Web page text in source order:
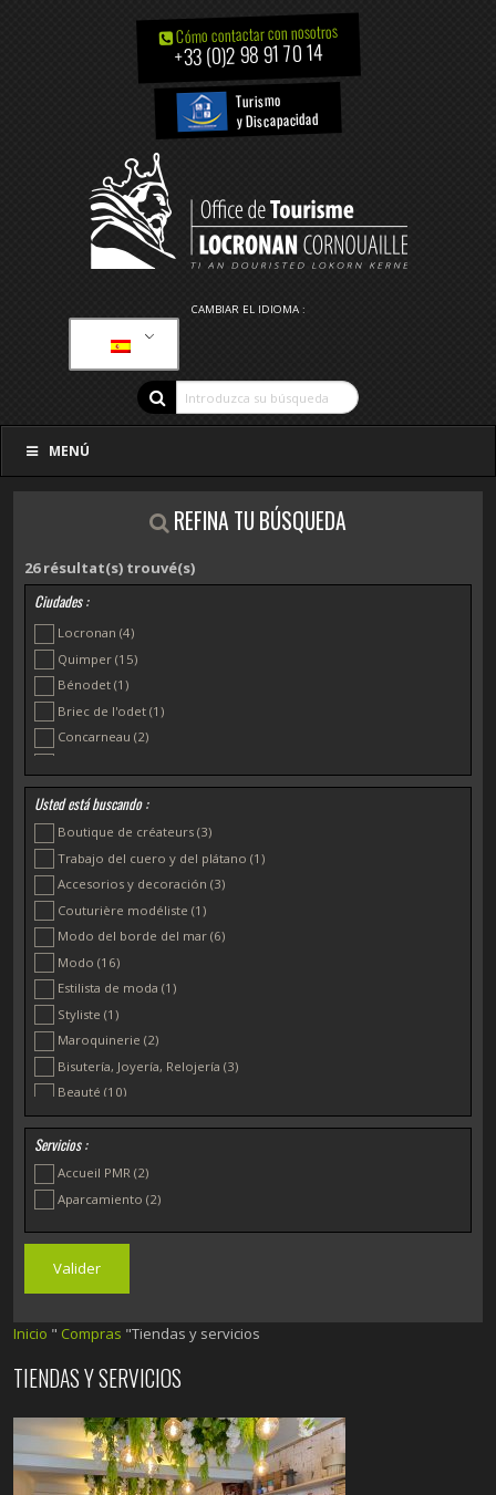
Cómo contactar con nosotros
+33 (0)2 98 91 70 14
Turismo
y Discapacidad
CAMBIAR EL IDIOMA :
MENÚ
REFINA TU BÚSQUEDA
26résultat(s) trouvé(s)
Ciudades :
Locronan(4)
Quimper(15)
Bénodet(1)
Briec de l'odet(1)
Concarneau(2)
Loctudy(1)
Plomelín(1)
Usted está buscando :
Boutique de créateurs(3)
Trabajo del cuero y del plátano(1)
Accesorios y decoración(3)
Couturière modéliste(1)
Modo del borde del mar(6)
Modo(16)
Estilista de moda(1)
Styliste(1)
Maroquinerie(2)
Bisutería, Joyería, Relojería(3)
Beauté(10)
Mobiliario y Decoración(1)
Anticuarios y Brocantes
Productores locales, Circuitos judiciales
Productos biológicos
Servicios :
Accueil PMR(2)
Aparcamiento(2)
Inicio " Compras "Tiendas y servicios
TIENDAS Y SERVICIOS